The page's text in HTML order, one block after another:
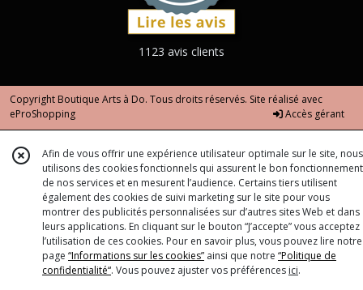
1123 avis clients
Copyright Boutique Arts à Do. Tous droits réservés. Site réalisé avec
eProShopping
Accès gérant
Afin de vous offrir une expérience utilisateur optimale sur le site, nous
utilisons des cookies fonctionnels qui assurent le bon fonctionnement
de nos services et en mesurent l’audience. Certains tiers utilisent
également des cookies de suivi marketing sur le site pour vous
montrer des publicités personnalisées sur d’autres sites Web et dans
leurs applications. En cliquant sur le bouton “J’accepte” vous acceptez
l’utilisation de ces cookies. Pour en savoir plus, vous pouvez lire notre
page “Informations sur les cookies” ainsi que notre “Politique de
confidentialité“. Vous pouvez ajuster vos préférences ici.